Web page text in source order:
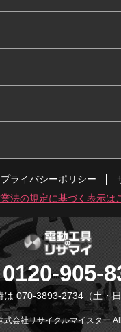
プライバシーポリシー
法の規定に基づく表示は
0120-905-
は 070-3893-2734 （土・
会社リサイクルマイスター